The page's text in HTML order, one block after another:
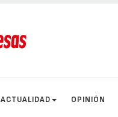
ACTUALIDAD OPINIÓN